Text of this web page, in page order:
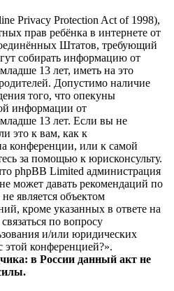
Privacy Protection Act of 1998),
прав ребёнка в интернете от
Штатов, требующий
собирать информацию от
13 лет, иметь на это
Допустимо наличие
того, что опекуны
информации от
13 лет. Если вы не
это к вам, как к
конференции, или к самой
за помощью к юрисконсульту.
phpBB Limited администрация
может давать рекомендаций по
является объектом
кроме указанных в ответе на
по вопросу
и/или юридических
этой конференцией?».
в России данный акт не